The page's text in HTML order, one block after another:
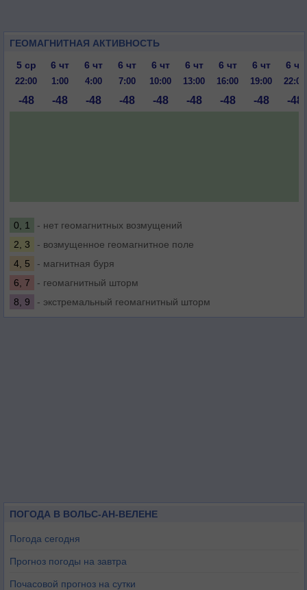
ГЕОМАГНИТНАЯ АКТИВНОСТЬ
5 ср
6 чт 6 чт 6 чт 6 чт 6 чт 6 чт 6 чт 6 чт
22:00 1:00 4:00 7:00 10:00 13:00 16:00 19:00 22:00
-48 -48 -48 -48 -48 -48 -48 -48 -48
0, 1
- нет геомагнитных возмущений
2, 3
- возмущенное геомагнитное поле
4, 5
- магнитная буря
6, 7
- геомагнитный шторм
8, 9
- экстремальный геомагнитный шторм
ПОГОДА В ВОЛЬС-АН-ВЕЛЕНЕ
Погода сегодня
Прогноз погоды на завтра
Почасовой прогноз на сутки